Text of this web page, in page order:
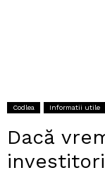
Codlea Informatii utile
Dacă